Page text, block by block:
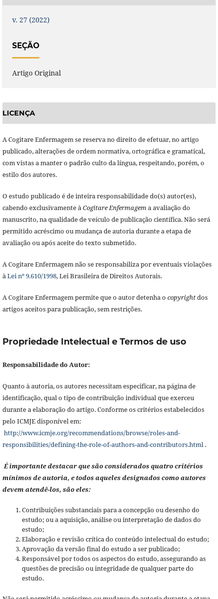
v. 27 (2022)
SEÇÃO
Artigo Original
LICENÇA
A Cogitare Enfermagem se reserva no direito de efetuar, no artigo
publicado, alterações de ordem normativa, ortográfica e gramatical,
com vistas a manter o padrão culto da língua, respeitando, porém, o
estilo dos autores.
O estudo publicado é de inteira responsabilidade do(s) autor(es),
cabendo exclusivamente àCogitare Enfermagema avaliação do
manuscrito, na qualidade de veículo de publicação científica. Não será
permitido acréscimo ou mudança de autoria durante a etapa de
avaliação ou após aceite do texto submetido.
A Cogitare Enfermagem não se responsabiliza por eventuais violações
àLei nº 9.610/1998, Lei Brasileira de Direitos Autorais.
A Cogitare Enfermagem permite que o autor detenha o copyrightdos
artigos aceitos para publicação, sem restrições.
Propriedade Intelectual e Termos de uso
Responsabilidade do Autor:
Quanto à autoria, os autores necessitam especificar, na página de
identificação, qual o tipo de contribuição individual que exerceu
durante a elaboração do artigo. Conforme os critérios estabelecidos
pelo ICMJE disponível em:
http://www.icmje.org/recommendations/browse/roles-and-
responsibilities/defining-the-role-of-authors-and-contributors.html.
É importante destacar que são considerados quatro critérios
mínimos de autoria, e todos aqueles designados como autores
devem atendê-los, são eles:
Contribuições substanciais para a concepção ou desenho do
estudo; ou a aquisição, análise ou interpretação de dados do
estudo;
Elaboração e revisão crítica do conteúdo intelectual do estudo;
Aprovação da versão final do estudo a ser publicado;
Responsável por todos os aspectos do estudo, assegurando as
questões de precisão ou integridade de qualquer parte do
estudo.